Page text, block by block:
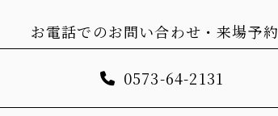
お電話でのお問い合わせ・来場予約
0573-64-2131